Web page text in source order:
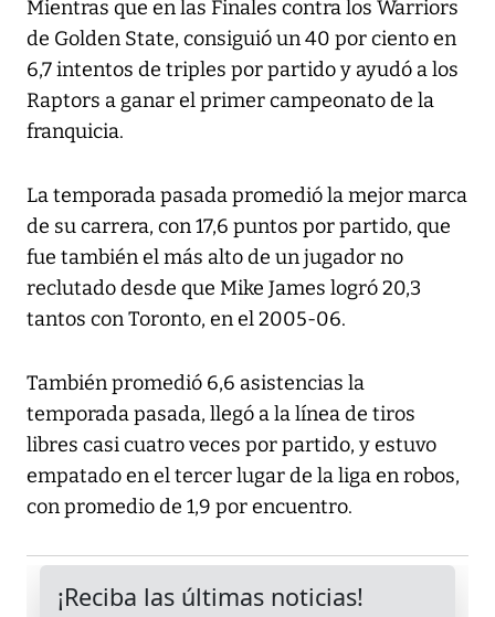
Mientras que en las Finales contra los Warriors
de Golden State, consiguió un 40 por ciento en
6,7 intentos de triples por partido y ayudó a los
Raptors a ganar el primer campeonato de la
franquicia.
La temporada pasada promedió la mejor marca
de su carrera, con 17,6 puntos por partido, que
fue también el más alto de un jugador no
reclutado desde que Mike James logró 20,3
tantos con Toronto, en el 2005-06.
También promedió 6,6 asistencias la
temporada pasada, llegó a la línea de tiros
libres casi cuatro veces por partido, y estuvo
empatado en el tercer lugar de la liga en robos,
con promedio de 1,9 por encuentro.